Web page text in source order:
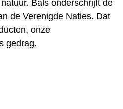
Bals onderschrijft de
de Verenigde Naties. Dat
onze
gedrag.